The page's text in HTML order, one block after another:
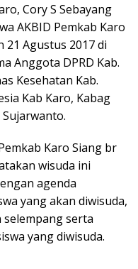
Cory S Sebayang
AKBID Pemkab Karo
21 Agustus 2017 di
Anggota DPRD Kab.
Kesehatan Kab.
Kab Karo, Kabag
Karo Siang br
wisuda ini
agenda
yang akan diwisuda,
serta
yang diwisuda.